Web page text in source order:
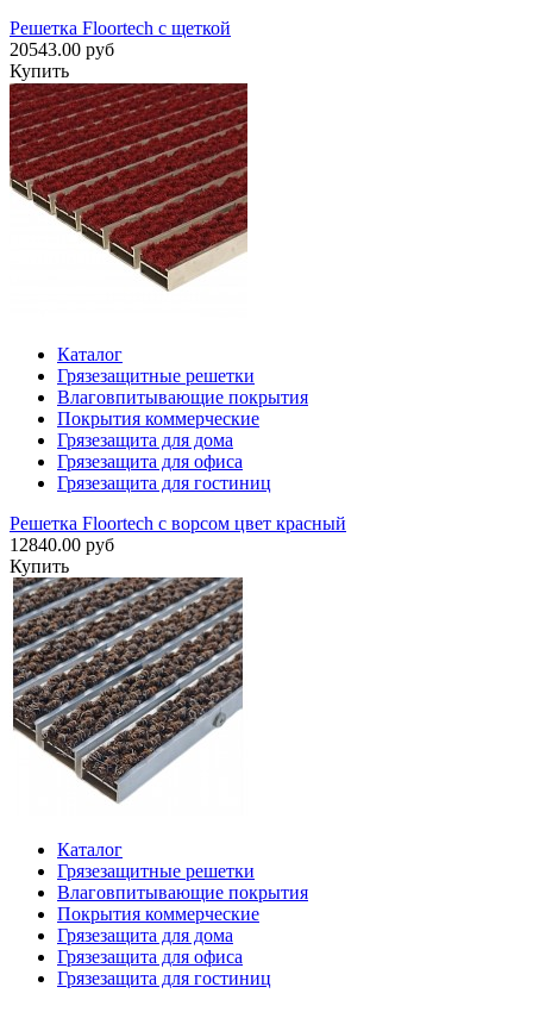
Решетка Floortech с щеткой
20543.00 руб
Купить
Каталог
Грязезащитные решетки
Влаговпитывающие покрытия
Покрытия коммерческие
Грязезащита для дома
Грязезащита для офиса
Грязезащита для гостиниц
Решетка Floortech с ворсом цвет красный
12840.00 руб
Купить
Каталог
Грязезащитные решетки
Влаговпитывающие покрытия
Покрытия коммерческие
Грязезащита для дома
Грязезащита для офиса
Грязезащита для гостиниц